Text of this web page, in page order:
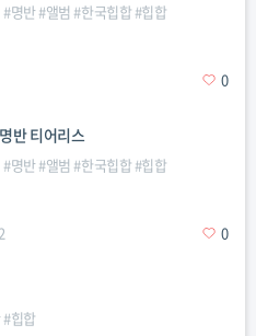
#명반#앨범 #한국힙합#힙합
0
반 티어리스
#명반#앨범 #한국힙합#힙합
0
#힙합